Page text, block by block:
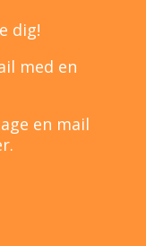
dig!
med en
en mail